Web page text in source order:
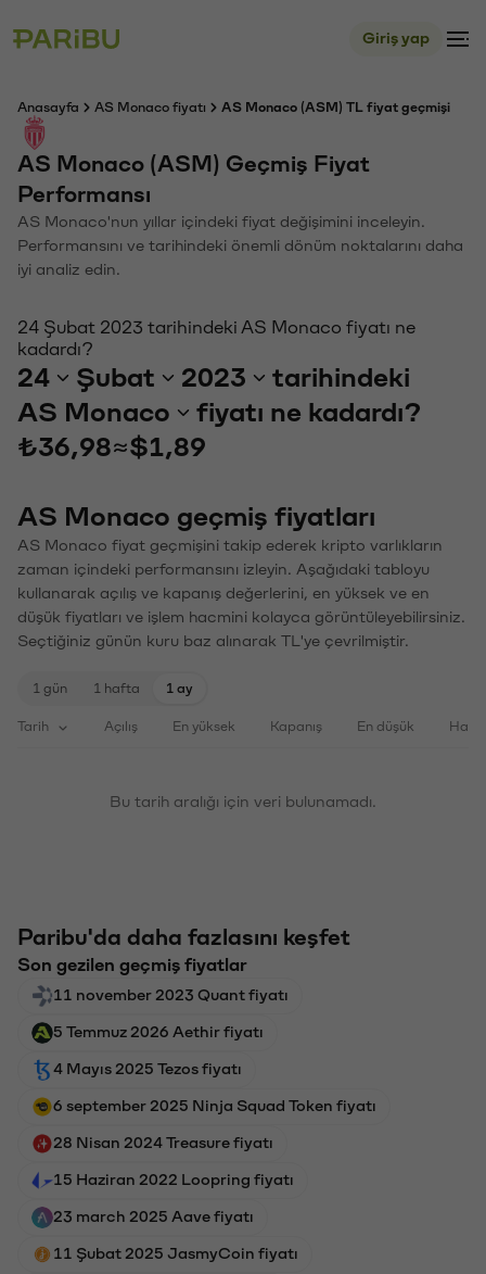
Giriş yap
Anasayfa AS Monaco fiyatı AS Monaco (ASM) TL fiyat geçmişi
AS Monaco (ASM) Geçmiş Fiyat
Performansı
AS Monaco'nun yıllar içindeki fiyat değişimini inceleyin.
Performansını ve tarihindeki önemli dönüm noktalarını daha
iyi analiz edin.
24 Şubat 2023 tarihindeki AS Monaco fiyatı ne
kadardı?
24 Şubat 2023
tarihindeki
AS Monaco
fiyatı ne kadardı?
₺36,98≈$1,89
AS Monaco geçmiş fiyatları
AS Monaco fiyat geçmişini takip ederek kripto varlıkların
zaman içindeki performansını izleyin. Aşağıdaki tabloyu
kullanarak açılış ve kapanış değerlerini, en yüksek ve en
düşük fiyatları ve işlem hacmini kolayca görüntüleyebilirsiniz.
Seçtiğiniz günün kuru baz alınarak TL'ye çevrilmiştir.
1 gün 1 hafta 1 ay
Tarih Açılış En yüksek Kapanış En düşük
Bu tarih aralığı için veri bulunamadı.
Paribu'da daha fazlasını keşfet
Son gezilen geçmiş fiyatlar
11 november 2023 Quant fiyatı
5 Temmuz 2026 Aethir fiyatı
4 Mayıs 2025 Tezos fiyatı
6 september 2025 Ninja Squad Token fiyatı
28 Nisan 2024 Treasure fiyatı
15 Haziran 2022 Loopring fiyatı
23 march 2025 Aave fiyatı
11 Şubat 2025 JasmyCoin fiyatı